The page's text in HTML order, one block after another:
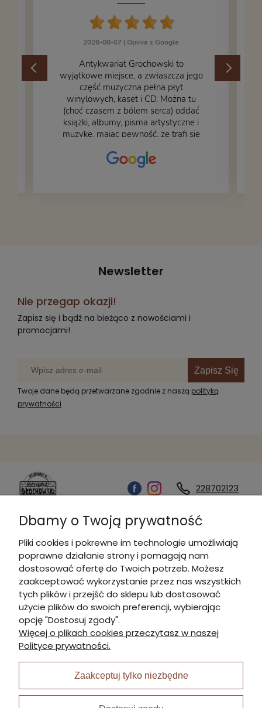
2026-08-07 | Opinia z Google
​Antykwariat Grochowski to
wyjątkowe miejsce, a zwłaszcza jego
część muzyczna pełna płyt
winylowych, kaset i CD. Można tu
(choć czasem z bólem serca) oddać
książki, albumy, pisma artystyczne i
muzykę, mając pewność, że trafi się
– nasze książki w trakcie
przepakowywania. Część oddaliśmy
Newsletter
Nie przegap okazji!
Zapisz się i bądź na bieżąco z nowościami i
promocjami!
Zapisz Się
Twoje dane będą przetwarzane zgodnie z naszą polityką
prywatności
228702123
Kontakt
Informacje
Płatności i dostawa
Moje konto
I Nagroda w plabiscycie:
Dbamy o Twoją prywatność
Pliki cookies i pokrewne im technologie umożliwiają
poprawne działanie strony i pomagają nam
dostosować ofertę do Twoich potrzeb. Możesz
zaakceptować wykorzystanie przez nas wszystkich
tych plików i przejść do sklepu lub dostosować
użycie plików do swoich preferencji, wybierając
opcję "Dostosuj zgody".
Więcej o plikach cookies przeczytasz w naszej
Polityce prywatności.
Zaakceptuj tylko niezbędne